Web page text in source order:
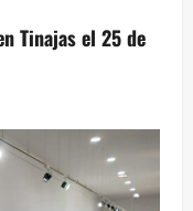
Tinajas el 25 de